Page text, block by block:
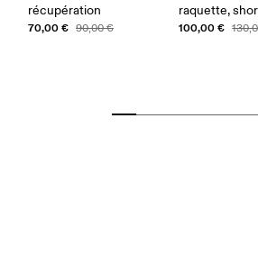
récupération
70,00 € 90,00 €
raquette,
100,00 €